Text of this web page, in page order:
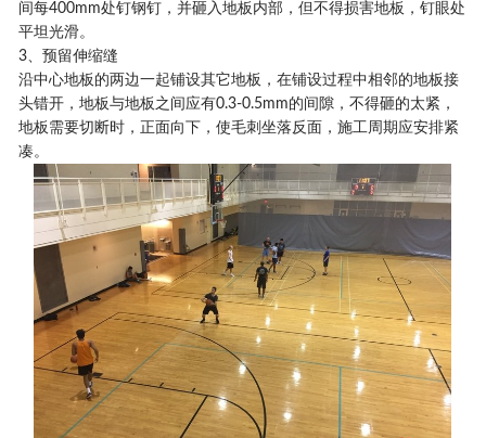
间每400mm处钉钢钉，并砸入地板内部，但不得损害地板，钉眼处
平坦光滑。
3、预留伸缩缝
沿中心地板的两边一起铺设其它地板，在铺设过程中相邻的地板接
头错开，地板与地板之间应有0.3-0.5mm的间隙，不得砸的太紧，
地板需要切断时，正面向下，使毛刺坐落反面，施工周期应安排紧
凑。